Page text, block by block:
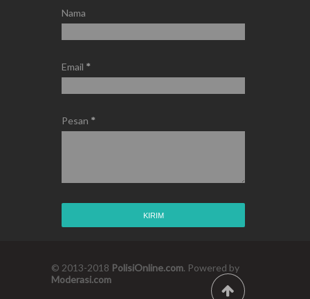
Nama
Email *
Pesan *
© 2013-2018 PolisiOnline.com. Powered by
Moderasi.com